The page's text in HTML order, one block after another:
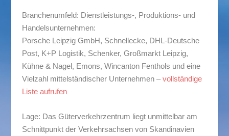
Branchenumfeld: Dienstleistungs-, Produktions- und
Handelsunternehmen:
Porsche Leipzig GmbH, Schnellecke, DHL-Deutsche
Post, K+P Logistik, Schenker, Großmarkt Leipzig,
Kühne & Nagel, Emons, Wincanton Fenthols und eine
Vielzahl mittelständischer Unternehmen –vollständige
Liste aufrufen
Lage: Das Güterverkehrzentrum liegt unmittelbar am
Schnittpunkt der Verkehrsachsen von Skandinavien